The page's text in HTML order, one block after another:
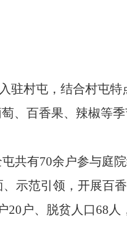
驻村屯，结合村屯
、百香果、辣椒等
共有70余户参与庭
示范引领，开展百
20户、脱贫人口68人